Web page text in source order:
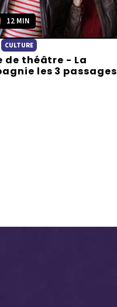
12 MIN
CULTURE
de théâtre - La
les 3 passages